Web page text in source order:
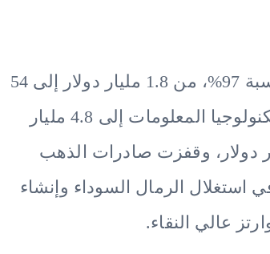
وأضاف أن واردات الهواتف المحمولة انخفضت بنسبة 97%، من 1.8 مليار دولار إلى 54
مليون دولار فقط، بينما تضاعفت صادرات قطاع تكنولوجيا المعلومات إلى 4.8 مليار
صادرات المنسوجات إلى 1.1 مليار دولار، وقفزت صادرات الذهب
جانب التوسع في استغلال الرمال السوداء وإنشاء
عالي النقاء.